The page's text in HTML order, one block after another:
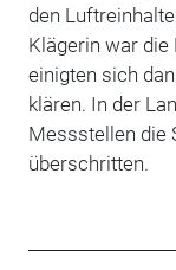
den
Klägerin war die
einigten sich
klären. In der
Messstellen die
überschritten.